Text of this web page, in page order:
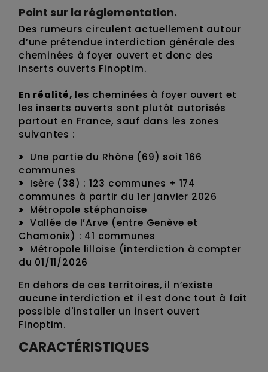
Point sur la réglementation.
Des rumeurs circulent actuellement autour
d’une prétendue interdiction générale des
cheminées à foyer ouvert et donc des
inserts ouverts Finoptim.
En réalité, les cheminées à foyer ouvert et
les inserts ouverts sont plutôt autorisés
partout en France, sauf dans les zones
suivantes :
Une partie du Rhône (69) soit 166
communes
Isère (38) : 123 communes + 174
communes à partir du 1er janvier 2026
Métropole stéphanoise
Vallée de l’Arve (entre Genève et
Chamonix) : 41 communes
Métropole lilloise (interdiction à compter
du 01/11/2026
En dehors de ces territoires, il n’existe
aucune interdiction et il est donc tout à fait
possible d'installer un insert ouvert
Finoptim.
CARACTÉRISTIQUES